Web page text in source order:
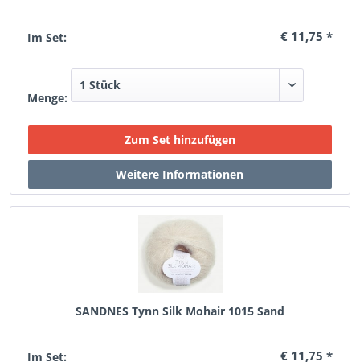
Im Set: € 11,75 *
Menge:
SANDNES Tynn Silk Mohair 1015 Sand
Im Set: € 11,75 *